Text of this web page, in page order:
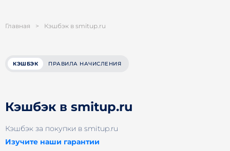
Главная > Кэшбэк в smitup.ru
КЭШБЭК ПРАВИЛА НАЧИСЛЕНИЯ
Кэшбэк в smitup.ru
Кэшбэк за покупки в smitup.ru
Изучите наши гарантии